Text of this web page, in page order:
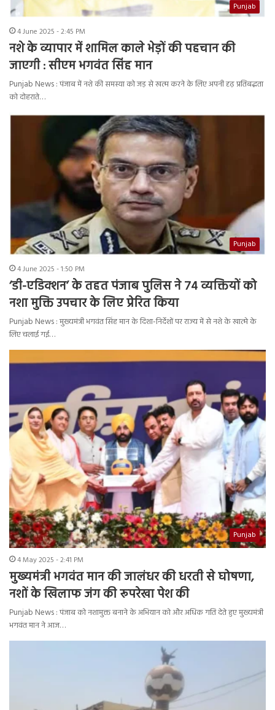
Punjab
4 June 2025 - 2:45 PM
नशे के व्यापार में शामिल काले भेड़ों की पहचान की
जाएगी : सीएम भगवंत सिंह मान
Punjab News : पंजाब में नशे की समस्या को जड़ से खत्म करने के लिए अपनी दृढ़ प्रतिबद्धता
को दोहराते…
Punjab
4 June 2025 - 1:50 PM
‘डी-एडिक्शन’ के तहत पंजाब पुलिस ने 74 व्यक्तियों को
नशा मुक्ति उपचार के लिए प्रेरित किया
Punjab News : मुख्यमंत्री भगवंत सिंह मान के दिशा-निर्देशों पर राज्य में से नशे के खात्मे के
लिए चलाई गई…
Punjab
4 May 2025 - 2:41 PM
मुख्यमंत्री भगवंत मान की जालंधर की धरती से घोषणा,
नशों के खिलाफ जंग की रूपरेखा पेश की
Punjab News : पंजाब को नशामुक्त बनाने के अभियान को और अधिक गति देते हुए मुख्यमंत्री
भगवंत मान ने आज…